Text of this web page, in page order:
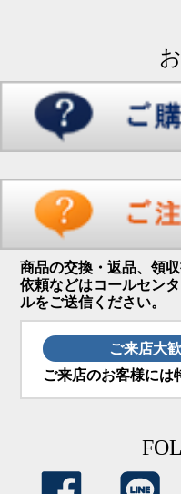
商品の交換・返品、領
依頼などはコールセン
ルをご送信ください。
ご来店大
ご来店のお客様には